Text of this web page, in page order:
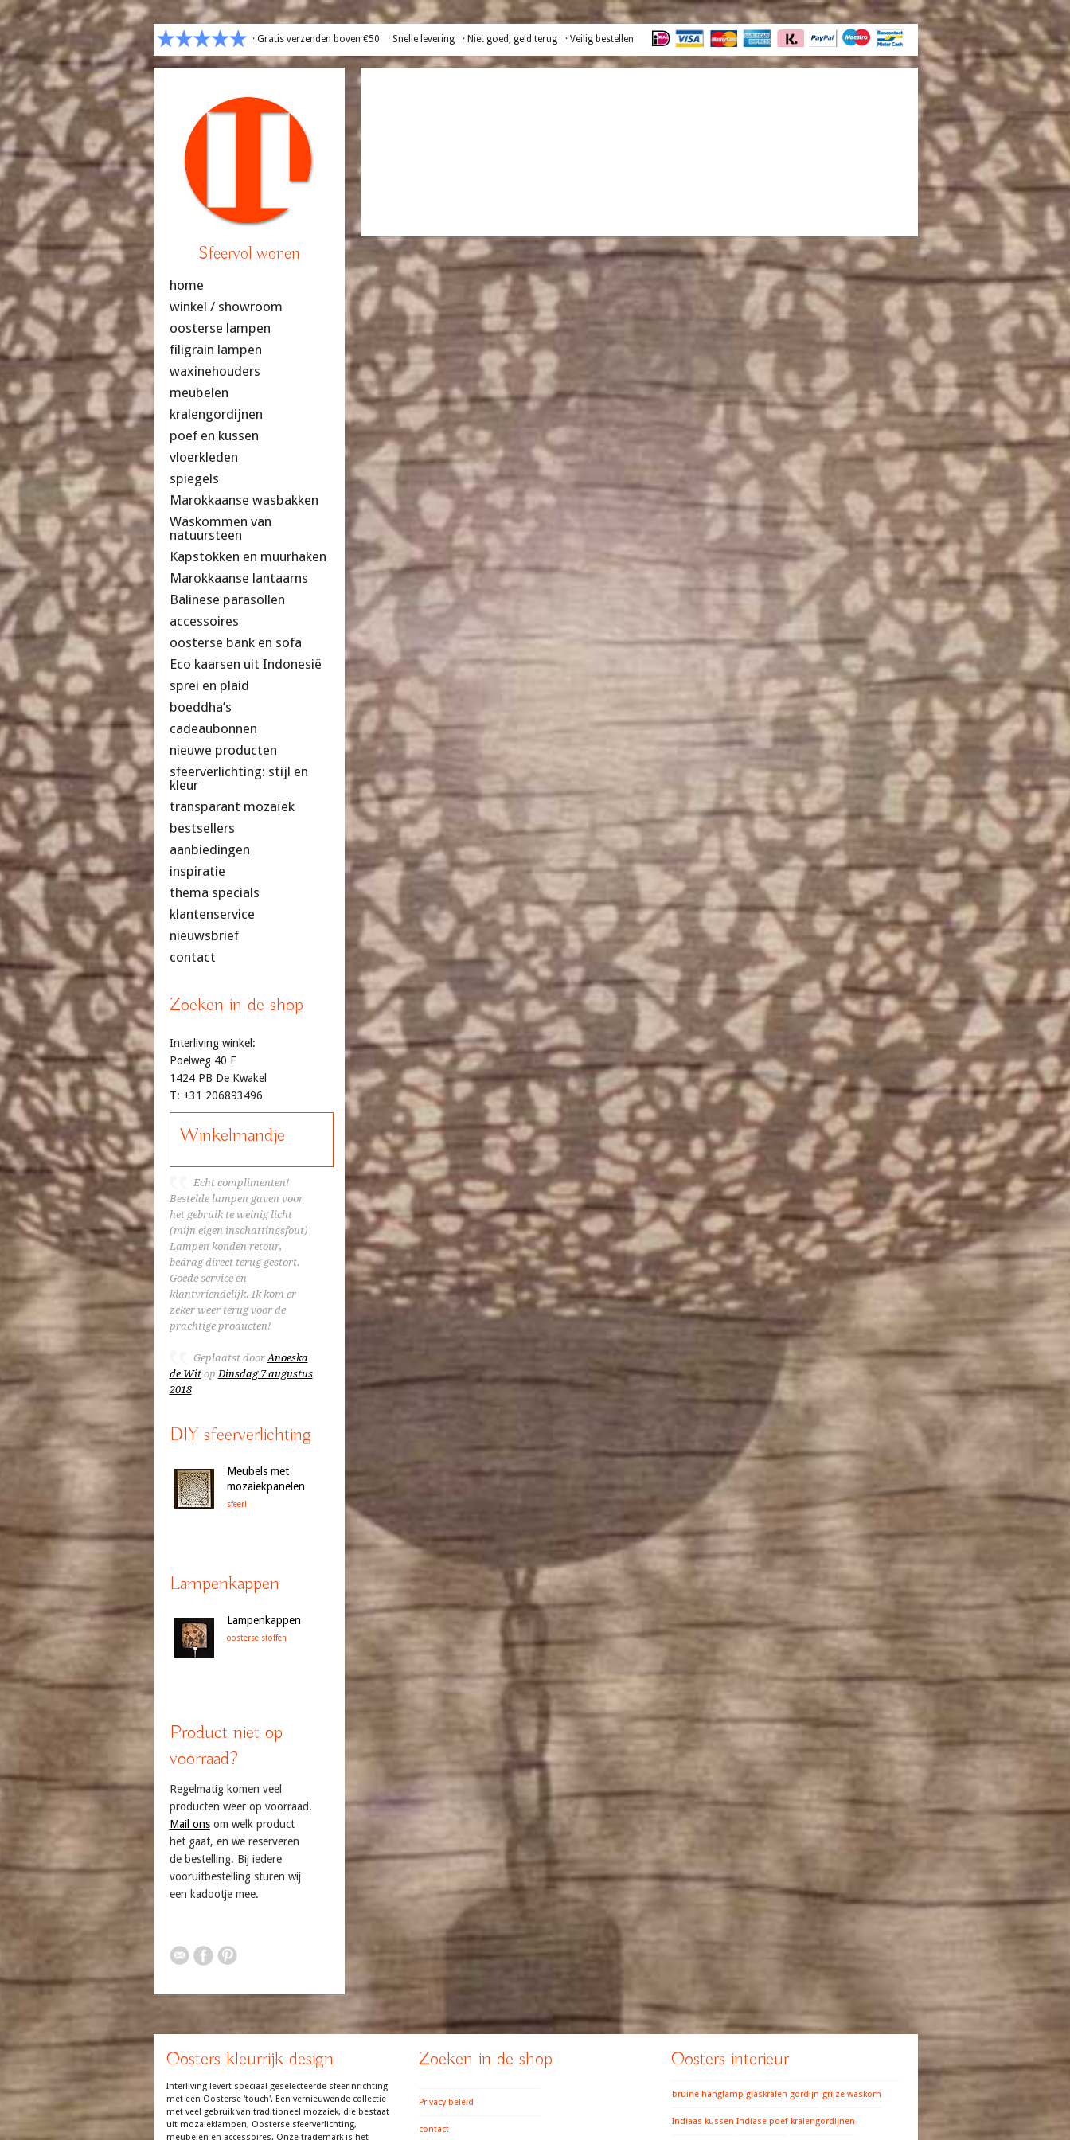
· Gratis verzenden boven €50 · Snelle levering · Niet goed, geld terug · Veilig bestellen
Sfeervol wonen
home
winkel / showroom
oosterse lampen
filigrain lampen
waxinehouders
meubelen
kralengordijnen
poef en kussen
vloerkleden
spiegels
Marokkaanse wasbakken
Waskommen van
natuursteen
Kapstokken en muurhaken
Marokkaanse lantaarns
Balinese parasollen
accessoires
oosterse bank en sofa
Eco kaarsen uit Indonesië
sprei en plaid
boeddha’s
cadeaubonnen
nieuwe producten
sfeerverlichting: stijl en
kleur
transparant mozaïek
bestsellers
aanbiedingen
inspiratie
thema specials
klantenservice
nieuwsbrief
contact
Zoeken in de shop
Interliving winkel:
Poelweg 40 F
1424 PB De Kwakel
T: +31 206893496
Winkelmandje
Echt complimenten!
Bestelde lampen gaven voor
het gebruik te weinig licht
(mijn eigen inschattingsfout)
Lampen konden retour,
bedrag direct terug gestort.
Goede service en
klantvriendelijk. Ik kom er
zeker weer terug voor de
prachtige producten!
Geplaatst doorAnoeska
de WitopDinsdag 7 augustus
2018
DIY sfeerverlichting
Meubels met
mozaiekpanelen
sfeer!
Lampenkappen
Lampenkappen
oosterse stoffen
Product niet op
voorraad?
Regelmatig komen veel
producten weer op voorraad.
Mail onsom welk product
het gaat, en we reserveren
de bestelling. Bij iedere
vooruitbestelling sturen wij
een kadootje mee.
Oosters kleurrijk design
Interliving levert speciaal geselecteerde sfeerinrichting
met een Oosterse 'touch'. Een vernieuwende collectie
met veel gebruik van traditioneel mozaiek, die bestaat
uit mozaieklampen, Oosterse sfeerverlichting,
meubelen en accessoires. Onze trademark is het
Zoeken in de shop
Privacy beleid
contact
Oosters interieur
bruine hanglamp glaskralen gordijn grijze waskom
Indiaas kussen Indiase poef kralengordijnen